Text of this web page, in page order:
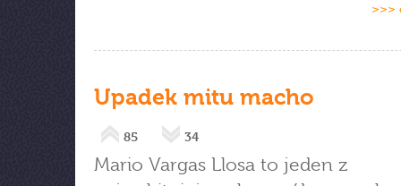
>>>
Upadek mitu macho
85 34
Mario Vargas Llosa to jeden z